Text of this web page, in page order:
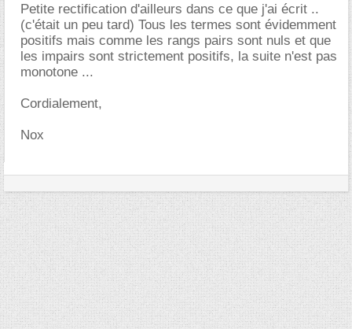
Petite rectification d'ailleurs dans ce que j'ai écrit ..
(c'était un peu tard) Tous les termes sont évidemment
positifs mais comme les rangs pairs sont nuls et que
les impairs sont strictement positifs, la suite n'est pas
monotone ...
Cordialement,
Nox